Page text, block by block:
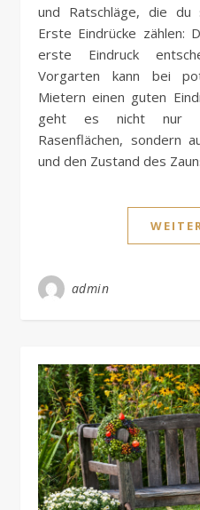
und Ratschläge, die du
Erste Eindrücke
erste Eindruck
Vorgarten kann bei
Mietern einen guten
geht es nicht nur
Rasenflächen, sondern
und den Zustand des
admin